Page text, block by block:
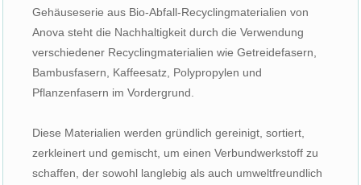
Gehäuseserie aus Bio-Abfall-Recyclingmaterialien von
Anova steht die Nachhaltigkeit durch die Verwendung
verschiedener Recyclingmaterialien wie Getreidefasern,
Bambusfasern, Kaffeesatz, Polypropylen und
Pflanzenfasern im Vordergrund.
Diese Materialien werden gründlich gereinigt, sortiert,
zerkleinert und gemischt, um einen Verbundwerkstoff zu
schaffen, der sowohl langlebig als auch umweltfreundlich